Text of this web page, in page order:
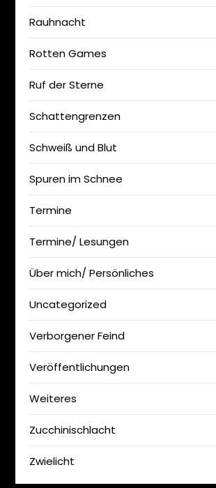
Rauhnacht
Rotten Games
Ruf der Sterne
Schattengrenzen
Schweiß und Blut
Spuren im Schnee
Termine
Termine/ Lesungen
Über mich/ Persönliches
Uncategorized
Verborgener Feind
Veröffentlichungen
Weiteres
Zucchinischlacht
Zwielicht